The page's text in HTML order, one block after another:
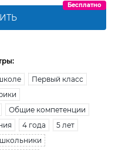
Бесплатно
Первый класс
Общие компетенции
4 года
5 лет